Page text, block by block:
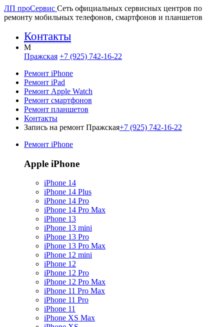
ЛП проСервис Сеть официальных сервисных центров по
ремонту мобильных телефонов, смартфонов и планшетов
Контакты
M
Пражская +7 (925) 742-16-22
Ремонт iPhone
Ремонт iPad
Ремонт Apple Watch
Ремонт смартфонов
Ремонт планшетов
Контакты
Запись на ремонт Пражская+7 (925) 742-16-22
Ремонт iPhone
Apple iPhone
iPhone 14
iPhone 14 Plus
iPhone 14 Pro
iPhone 14 Pro Max
iPhone 13
iPhone 13 mini
iPhone 13 Pro
iPhone 13 Pro Max
iPhone 12 mini
iPhone 12
iPhone 12 Pro
iPhone 12 Pro Max
iPhone 11 Pro Max
iPhone 11 Pro
iPhone 11
iPhone XS Max